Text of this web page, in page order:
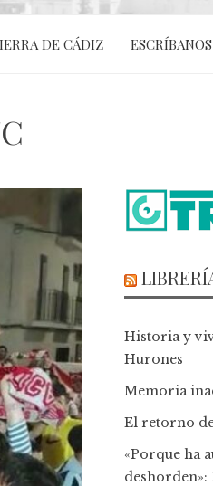
DE CÁDIZ ESCRÍBANOS
Historia y
Hurones
Memoria
El retorno
«Porque ha
deshorden»: